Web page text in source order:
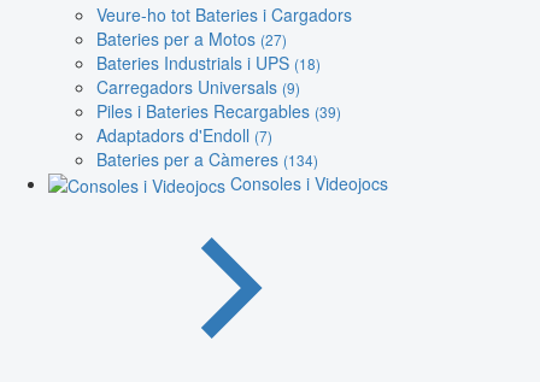
Veure-ho tot Bateries i Cargadors
Bateries per a Motos (27)
Bateries Industrials i UPS (18)
Carregadors Universals (9)
Piles i Bateries Recargables (39)
Adaptadors d'Endoll (7)
Bateries per a Càmeres (134)
Consoles i Videojocs